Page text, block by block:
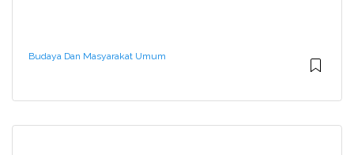
Budaya Dan Masyarakat Umum